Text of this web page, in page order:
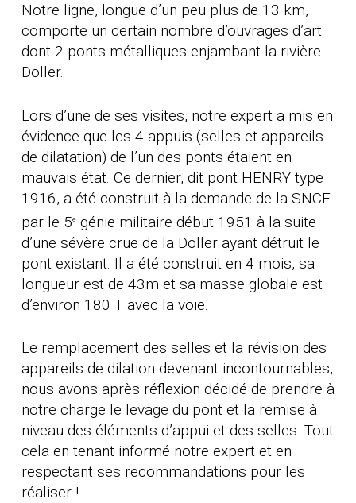
Notre ligne, longue d’un peu plus de 13 km,
comporte un certain nombre d’ouvrages d’art
dont 2 ponts métalliques enjambant la rivière
Doller.
Lors d’une de ses visites, notre expert a mis en
évidence que les 4 appuis (selles et appareils
de dilatation) de l’un des ponts étaient en
mauvais état. Ce dernier, dit pont HENRY type
1916, a été construit à la demande de la SNCF
par le 5egénie militaire début 1951 à la suite
d’une sévère crue de la Doller ayant détruit le
pont existant. Il a été construit en 4 mois, sa
longueur est de 43m et sa masse globale est
d’environ 180 T avec la voie.
Le remplacement des selles et la révision des
appareils de dilation devenant incontournables,
nous avons après réflexion décidé de prendre à
notre charge le levage du pont et la remise à
niveau des éléments d’appui et des selles. Tout
cela en tenant informé notre expert et en
respectant ses recommandations pour les
réaliser !